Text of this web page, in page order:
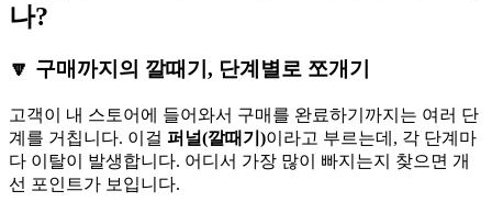
나?
🔽 구매까지의 깔때기, 단계별로 쪼개기
고객이 내 스토어에 들어와서 구매를 완료하기까지는 여러 단
계를 거칩니다. 이걸 퍼널(깔때기)이라고 부르는데, 각 단계마
다 이탈이 발생합니다. 어디서 가장 많이 빠지는지 찾으면 개
선 포인트가 보입니다.